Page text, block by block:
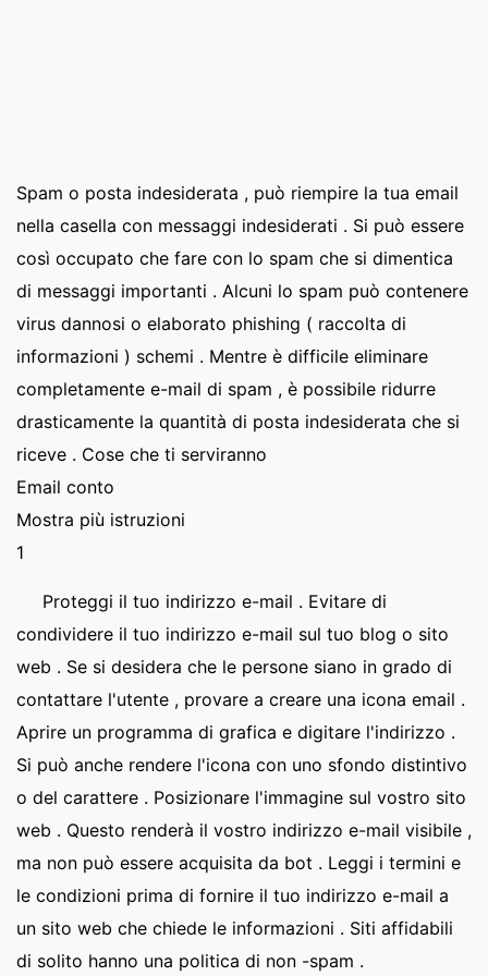
Spam o posta indesiderata , può riempire la tua email
nella casella con messaggi indesiderati . Si può essere
così occupato che fare con lo spam che si dimentica
di messaggi importanti . Alcuni lo spam può contenere
virus dannosi o elaborato phishing ( raccolta di
informazioni ) schemi . Mentre è difficile eliminare
completamente e-mail di spam , è possibile ridurre
drasticamente la quantità di posta indesiderata che si
riceve . Cose che ti serviranno
Email conto
Mostra più istruzioni
1
Proteggi il tuo indirizzo e-mail . Evitare di
condividere il tuo indirizzo e-mail sul tuo blog o sito
web . Se si desidera che le persone siano in grado di
contattare l'utente , provare a creare una icona email .
Aprire un programma di grafica e digitare l'indirizzo .
Si può anche rendere l'icona con uno sfondo distintivo
o del carattere . Posizionare l'immagine sul vostro sito
web . Questo renderà il vostro indirizzo e-mail visibile ,
ma non può essere acquisita da bot . Leggi i termini e
le condizioni prima di fornire il tuo indirizzo e-mail a
un sito web che chiede le informazioni . Siti affidabili
di solito hanno una politica di non -spam .